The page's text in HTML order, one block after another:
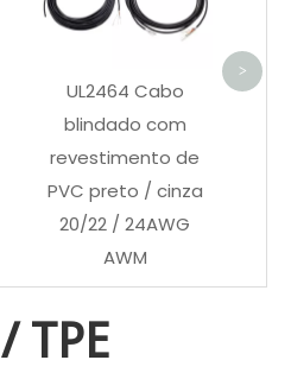
UL2464 Cabo
blindado com
revestimento de
PVC preto / cinza
20/22 / 24AWG
AWM
>
TPE